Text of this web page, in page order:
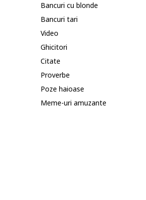
Bancuri cu blonde
Bancuri tari
Video
Ghicitori
Citate
Proverbe
Poze haioase
Meme-uri amuzante